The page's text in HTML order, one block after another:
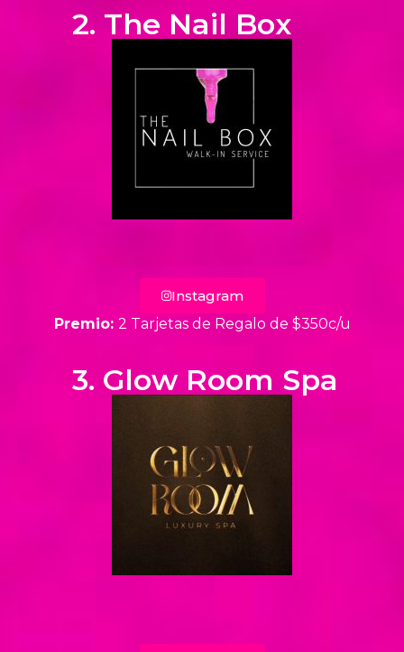
2. The Nail Box
Instagram
Premio: 2 Tarjetas de Regalo de $350c/u
3. Glow Room Spa